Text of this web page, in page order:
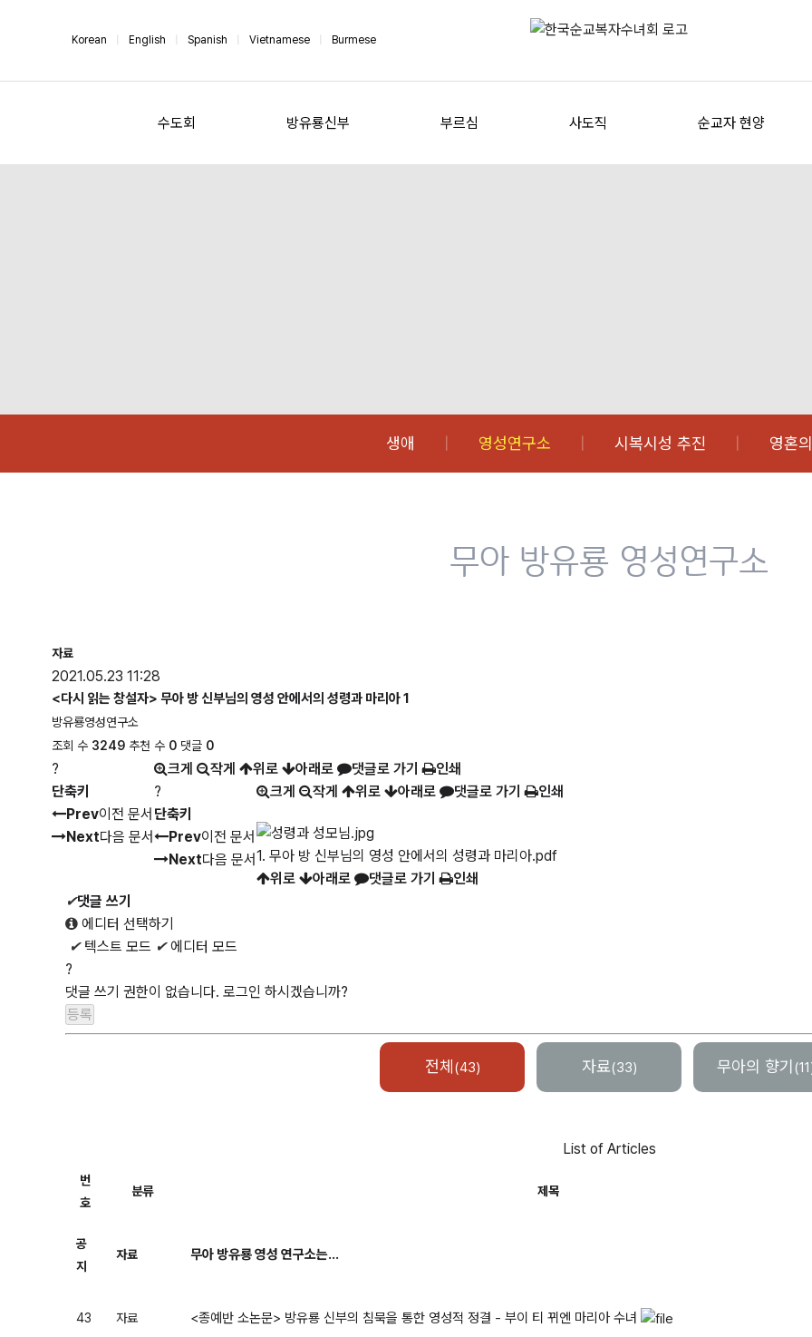
Korean English Spanish Vietnamese Burmese
수도회 방유룡신부 부르심 사도직 순교자 현양
생애 영성연구소 시복시성 추진 영혼
무아 방유룡 영성연구소
자료
2021.05.23 11:28
<다시 읽는 창설자> 무아 방 신부님의 영성 안에서의 성령과 마리아 1
방유룡영성연구소
조회 수 3249 추천 수 0 댓글 0
?
단축키
Prev이전 문서
Next다음 문서
크게 작게 위로 아래로 댓글로 가기
인쇄
?
단축키
Prev이전 문서
Next다음 문서
크게 작게 위로 아래로 댓글로 가기 인쇄
1. 무아 방 신부님의 영성 안에서의 성령과 마리아.pdf
위로
아래로 댓글로 가기
인쇄
✔댓글 쓰기
에디터 선택하기
✔ 텍스트 모드 ✔에디터 모드
?
댓글 쓰기 권한이 없습니다. 로그인 하시겠습니까?
전체 (43) 자료(33) 무아의 향기
List of Articles
번
호
분류 제목
공
지
자료 무아 방유룡 영성 연구소는...
43 자료 <종예반 소논문> 방유룡 신부의 침묵을 통한 영성적 정결 - 부이 티 뀌엔 마리아 수녀